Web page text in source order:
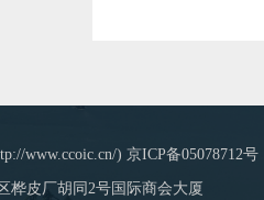
www.ccoic.cn/) 京ICP备05078712号
桦皮厂胡同2号国际商会大厦